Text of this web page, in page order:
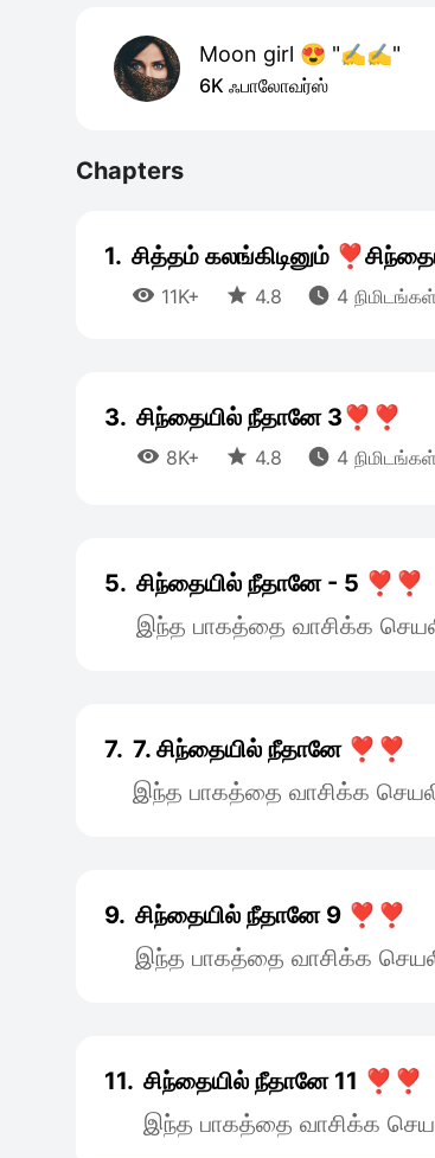
Moon girl 😍 "✍️✍️"
6K ஃபாலோவர்ஸ்
Chapters
1. சித்தம் கலங்கிடினும்
 11K+  4.8  4 நிமிடங்கள்
3. சிந்தையில் நீதானே 3❣️❣️
 8K+  4.8  4 நிமிடங்கள்
5. சிந்தையில் நீதானே - 5 ❣️❣️
இந்த பாகத்தை வாசிக்க
7. 7. சிந்தையில் நீதானே ❣️❣️
இந்த பாகத்தை வாசிக்க
9. சிந்தையில் நீதானே 9 ❣️❣️
இந்த பாகத்தை வாசிக்க
11. சிந்தையில் நீதானே 11 ❣️❣️
இந்த பாகத்தை வாசிக்க